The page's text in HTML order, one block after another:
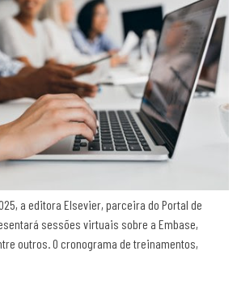
a editora Elsevier, parceira do Portal de
sessões virtuais sobre a Embase,
outros. O cronograma de treinamentos,